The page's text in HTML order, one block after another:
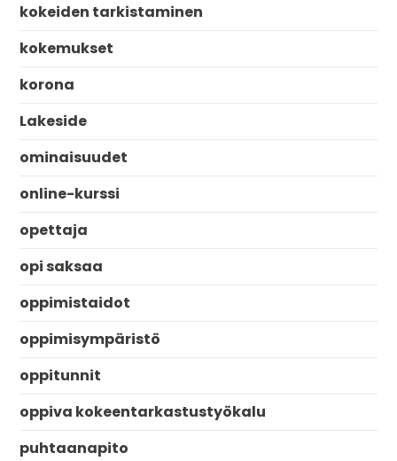
kokeiden tarkistaminen
kokemukset
korona
Lakeside
ominaisuudet
online-kurssi
opettaja
opi saksaa
oppimistaidot
oppimisympäristö
oppitunnit
oppiva kokeentarkastustyökalu
puhtaanapito